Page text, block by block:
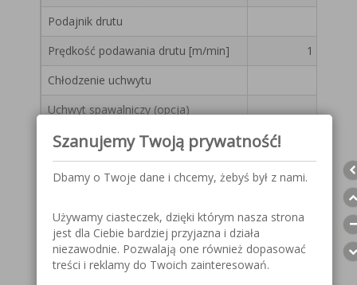
Podajnik drutu
Prędkość podawania drutu [m/min]
1 – 20
Chłodzenie uchwytu
Uchwyt spawalniczy (opcja)
Waga [kg]
Wymiary [mm] Wys x dł x szer
Szanujemy Twoją prywatność!
Dbamy o Twoje dane i chcemy, żebyś był z nami.
Używamy ciasteczek, dzięki którym nasza strona
jest dla Ciebie bardziej przyjazna i działa
niezawodnie. Pozwalają one również dopasować
treści i reklamy do Twoich zainteresowań.